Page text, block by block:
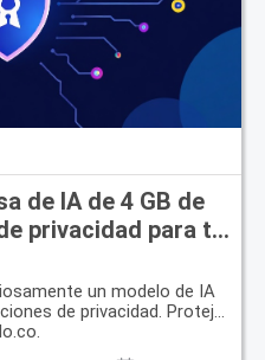
de IA de 4 GB de
privacidad para tu
un modelo de IA
de privacidad. Proteja